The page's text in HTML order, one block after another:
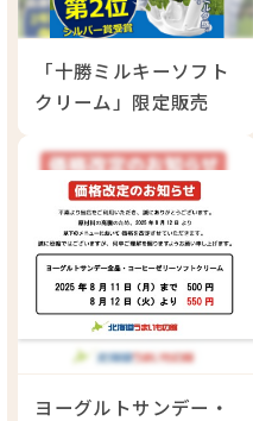
「十勝ミルキーソフト
クリーム」限定販売
ヨーグルトサンデー・